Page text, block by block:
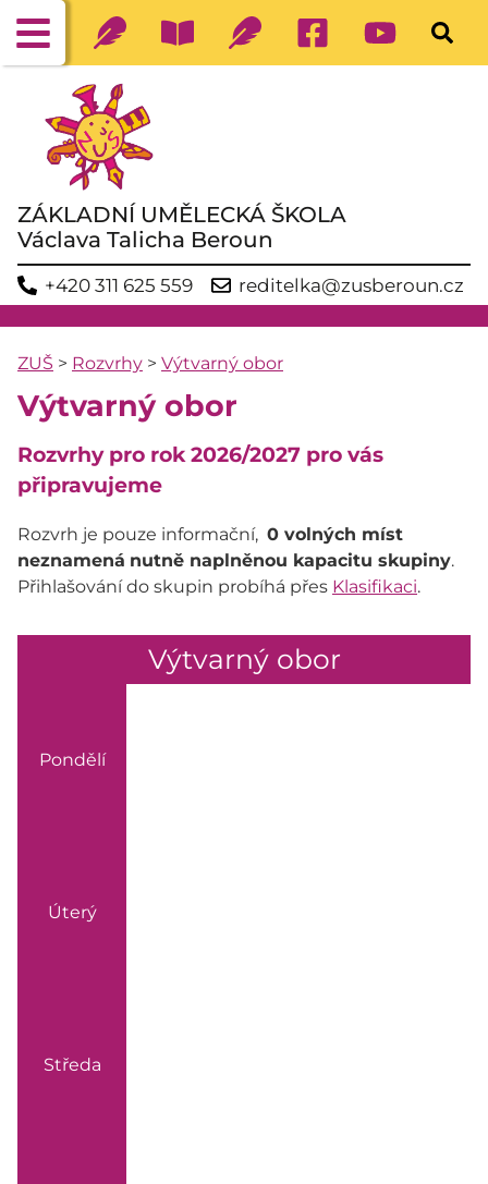
ZÁKLADNÍ UMĚLECKÁ ŠKOLA
Václava Talicha Beroun
+420 311 625 559 reditelka@zusberoun.cz
ZUŠ > Rozvrhy > Výtvarný obor
Výtvarný obor
Rozvrhy pro rok 2026/2027 pro vás
připravujeme
Rozvrh je pouze informační, 0 volných míst
neznamená nutně naplněnou kapacitu skupiny.
Přihlašování do skupin probíhá přes Klasifikaci.
Výtvarný obor
Pondělí
Úterý
Středa